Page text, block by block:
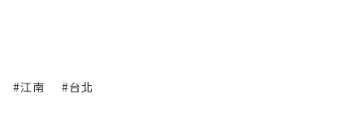
#江南 #台北